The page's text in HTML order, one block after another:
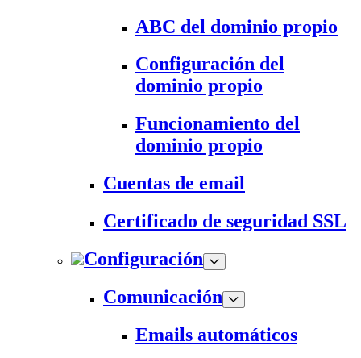
ABC del dominio propio
Configuración del
dominio propio
Funcionamiento del
dominio propio
Cuentas de email
Certificado de seguridad SSL
Configuración
Comunicación
Emails automáticos